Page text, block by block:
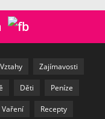
Vztahy Zajímavosti
Děti Peníze
Vaření Recepty